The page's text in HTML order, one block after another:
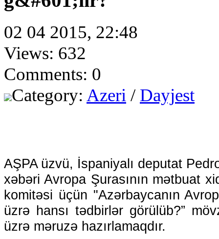
02 04 2015, 22:48
Views: 632
Comments: 0
Category: Azeri / Dayjest
AŞPA üzvü, İspaniyalı deputat
xəbəri Avropa Şurasının mətbuat
komitəsi üçün "Azərbaycanın
üzrə hansı tədbirlər görülüb?”
üzrə məruzə hazırlamaqdır.